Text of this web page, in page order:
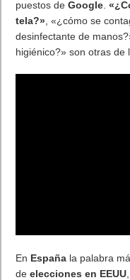
puestos deGoogle.
tela?», «¿cómo se
desinfectante de
higiénico?» son otras de
En España la palabra
deelecciones en EEUU